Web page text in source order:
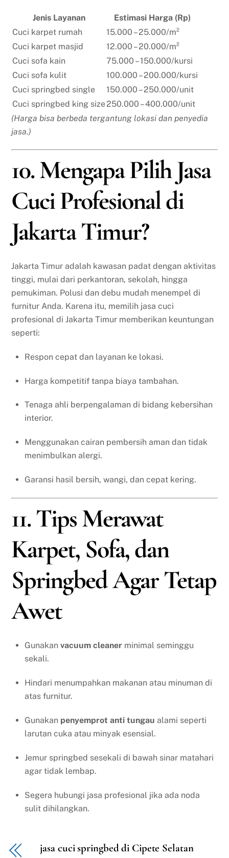
Jenis Layanan
Estimasi Harga (Rp)
Cuci karpet rumah
15.000 – 25.000/m²
Cuci karpet masjid
12.000 – 20.000/m²
Cuci sofa kain
75.000 – 150.000/kursi
Cuci sofa kulit
100.000 – 200.000/kursi
Cuci springbed single
150.000 – 250.000/unit
Cuci springbed king size250.000 – 400.000/unit
(Harga bisa berbeda tergantung lokasi dan penyedia
jasa.)
10. Mengapa Pilih Jasa
Cuci Profesional di
Jakarta Timur?
Jakarta Timur adalah kawasan padat dengan aktivitas
tinggi, mulai dari perkantoran, sekolah, hingga
pemukiman. Polusi dan debu mudah menempel di
furnitur Anda. Karena itu, memilih jasa cuci
profesional di Jakarta Timur memberikan keuntungan
seperti:
Respon cepat dan layanan ke lokasi.
Harga kompetitif tanpa biaya tambahan.
Tenaga ahli berpengalaman di bidang kebersihan
interior.
Menggunakan cairan pembersih aman dan tidak
menimbulkan alergi.
Garansi hasil bersih, wangi, dan cepat kering.
11. Tips Merawat
Karpet, Sofa, dan
Springbed Agar Tetap
Awet
Gunakan vacuum cleaner minimal seminggu
sekali.
Hindari menumpahkan makanan atau minuman di
atas furnitur.
Gunakan penyemprot anti tungau alami seperti
larutan cuka atau minyak esensial.
Jemur springbed sesekali di bawah sinar matahari
agar tidak lembap.
Segera hubungi jasa profesional jika ada noda
sulit dihilangkan.
jasa cuci springbed di Cipete Selatan